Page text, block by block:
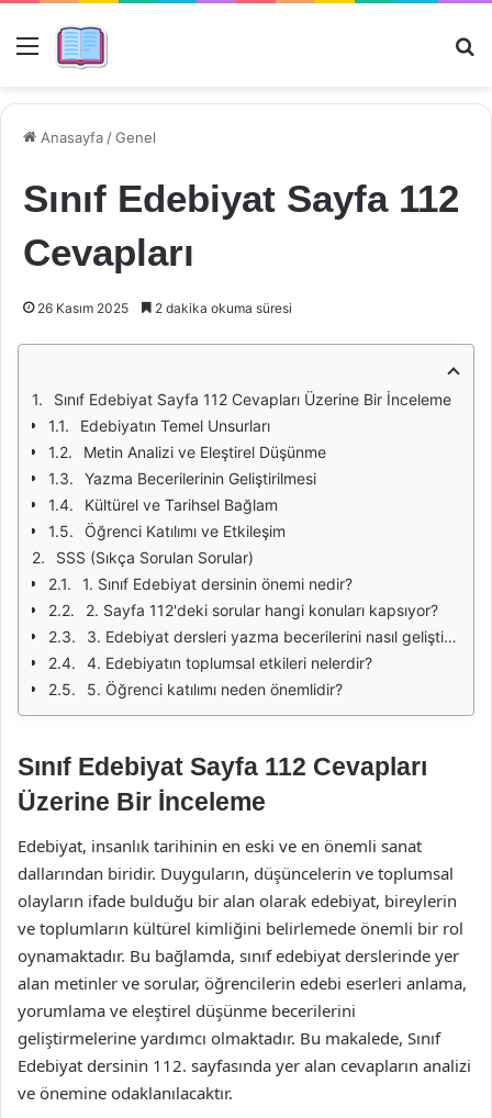
Menü
Anasayfa /Genel
Sınıf Edebiyat Sayfa 112
Cevapları
26 Kasım 2025 2 dakika okuma süresi
Sınıf Edebiyat Sayfa 112 Cevapları Üzerine Bir İnceleme
Edebiyatın Temel Unsurları
Metin Analizi ve Eleştirel Düşünme
Yazma Becerilerinin Geliştirilmesi
Kültürel ve Tarihsel Bağlam
Öğrenci Katılımı ve Etkileşim
SSS (Sıkça Sorulan Sorular)
1. Sınıf Edebiyat dersinin önemi nedir?
2. Sayfa 112'deki sorular hangi konuları kapsıyor?
3. Edebiyat dersleri yazma becerilerini nasıl geliştirir?
4. Edebiyatın toplumsal etkileri nelerdir?
5. Öğrenci katılımı neden önemlidir?
Sınıf Edebiyat Sayfa 112 Cevapları
Üzerine Bir İnceleme
Edebiyat, insanlık tarihinin en eski ve en önemli sanat
dallarından biridir. Duyguların, düşüncelerin ve toplumsal
olayların ifade bulduğu bir alan olarak edebiyat, bireylerin
ve toplumların kültürel kimliğini belirlemede önemli bir rol
oynamaktadır. Bu bağlamda, sınıf edebiyat derslerinde yer
alan metinler ve sorular, öğrencilerin edebi eserleri anlama,
yorumlama ve eleştirel düşünme becerilerini
geliştirmelerine yardımcı olmaktadır. Bu makalede, Sınıf
Edebiyat dersinin 112. sayfasında yer alan cevapların analizi
ve önemine odaklanılacaktır.